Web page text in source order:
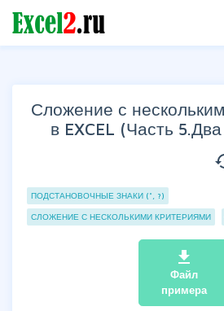
Сложение с
в EXCEL (Часть
Группы статей
ПОДСТАНОВОЧНЫЕ ЗНАКИ (*, ?)
СЛОЖЕНИЕ С НЕСКОЛЬКИМИ КРИТЕРИЯМИ
file_download
Файл
примера